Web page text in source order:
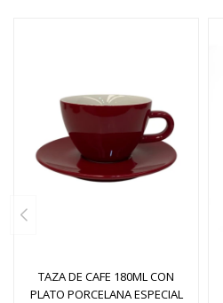
TAZA DE CAFE 180ML CON
PLATO PORCELANA ESPECIAL